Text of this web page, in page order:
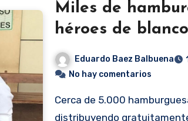
Miles de
héroes de blanco
Eduardo Baez Balbuena
No hay comentarios
Cerca de 5.000 hamburguesas podría terminar
distribuyendo